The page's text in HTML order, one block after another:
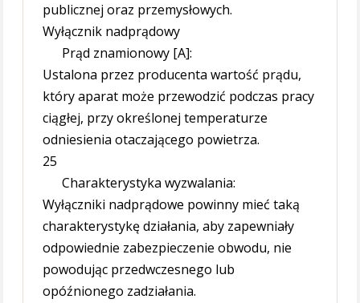
publicznej oraz przemysłowych.
Wyłącznik nadprądowy
Prąd znamionowy [A]:
Ustalona przez producenta wartość prądu,
który aparat może przewodzić podczas pracy
ciągłej, przy określonej temperaturze
odniesienia otaczającego powietrza.
25
Charakterystyka wyzwalania:
Wyłączniki nadprądowe powinny mieć taką
charakterystykę działania, aby zapewniały
odpowiednie zabezpieczenie obwodu, nie
powodując przedwczesnego lub
opóźnionego zadziałania.